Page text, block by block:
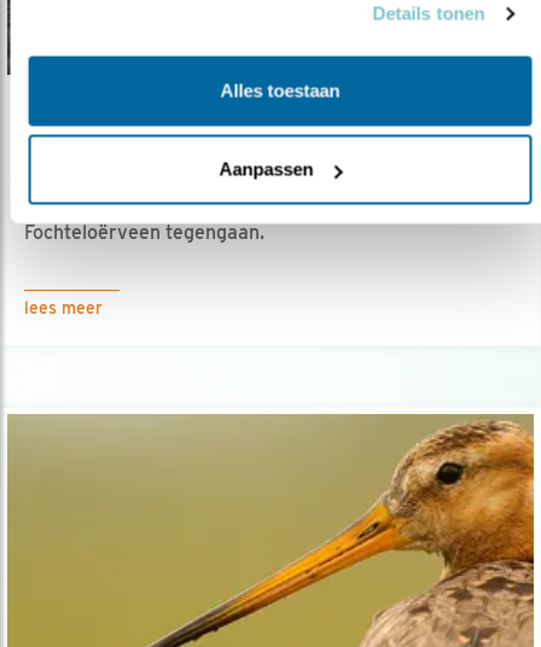
Details tonen
Alles toestaan
Aanpassen
Drenthe moet verstoring van vogels aanpa..
21.02.22Provincie Drenthe moet verstoring
Fochteloërveen tegengaan.
lees meer